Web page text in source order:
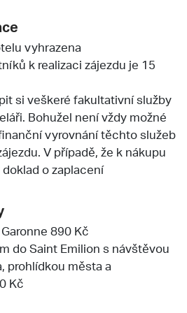
vyhrazena
k realizaci zájezdu je 15
si veškeré fakultativní služby
Bohužel není vždy možné
vyrovnání těchto služeb
V případě, že k nákupu
o zaplacení
890 Kč
do Saint Emilion s návštěvou
prohlídkou města a
Kč